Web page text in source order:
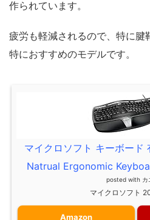
作られています。
疲労も軽減されるので、特に腱
特におすすめのモデルです。
マイクロソフト キーボード
Natrual Ergonomic
posted with カ
マイクロソフト
Amazon